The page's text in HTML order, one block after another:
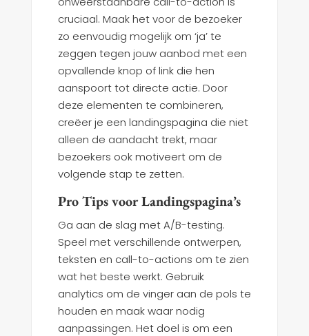
cruciaal. Maak het voor de bezoeker
zo eenvoudig mogelijk om ‘ja’ te
zeggen tegen jouw aanbod met een
opvallende knop of link die hen
aanspoort tot directe actie. Door
deze elementen te combineren,
creëer je een landingspagina die niet
alleen de aandacht trekt, maar
bezoekers ook motiveert om de
volgende stap te zetten.
Pro Tips voor Landingspagina’s
Ga aan de slag met A/B-testing.
Speel met verschillende ontwerpen,
teksten en call-to-actions om te zien
wat het beste werkt. Gebruik
analytics om de vinger aan de pols te
houden en maak waar nodig
aanpassingen. Het doel is om een